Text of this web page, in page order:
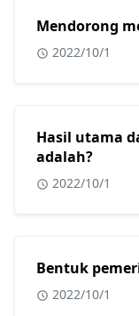
Mendorong
2022/10/1
Hasil utama
adalah?
2022/10/1
Bentuk
2022/10/1